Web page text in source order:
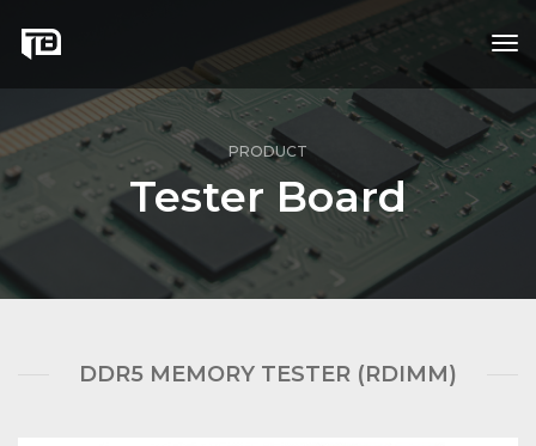
PRODUCT
Tester Board
DDR5 MEMORY TESTER (RDIMM)